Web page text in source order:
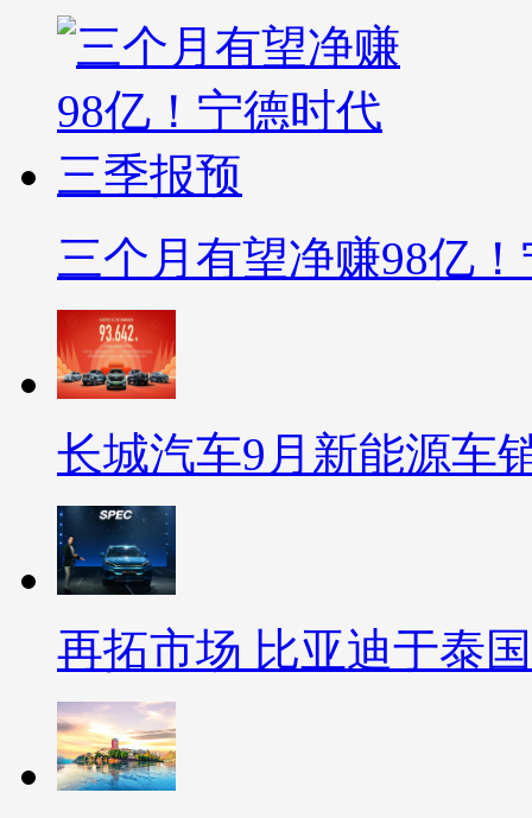
三个月有望净赚98亿
长城汽车9月新能源车
再拓市场 比亚迪于泰